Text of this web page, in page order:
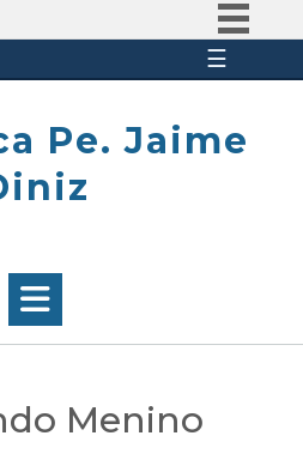
Participe
☰
Pe. Jaime
Menino